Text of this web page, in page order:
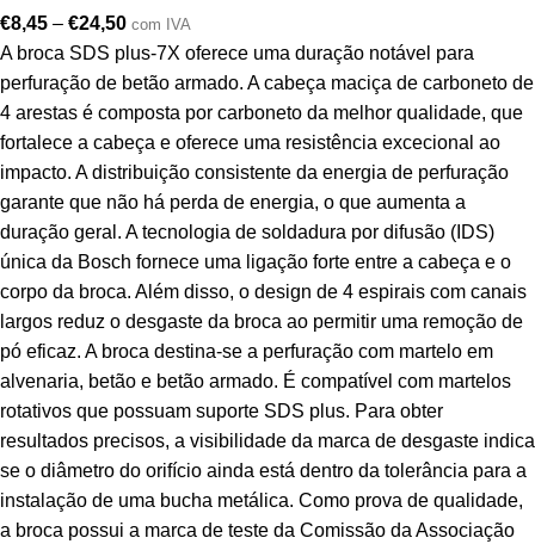
€8,45 – €24,50 com IVA
A broca SDS plus-7X oferece uma duração notável para
perfuração de betão armado. A cabeça maciça de carboneto de
4 arestas é composta por carboneto da melhor qualidade, que
fortalece a cabeça e oferece uma resistência excecional ao
impacto. A distribuição consistente da energia de perfuração
garante que não há perda de energia, o que aumenta a
duração geral. A tecnologia de soldadura por difusão (IDS)
única da Bosch fornece uma ligação forte entre a cabeça e o
corpo da broca. Além disso, o design de 4 espirais com canais
largos reduz o desgaste da broca ao permitir uma remoção de
pó eficaz. A broca destina-se a perfuração com martelo em
alvenaria, betão e betão armado. É compatível com martelos
rotativos que possuam suporte SDS plus. Para obter
resultados precisos, a visibilidade da marca de desgaste indica
se o diâmetro do orifício ainda está dentro da tolerância para a
instalação de uma bucha metálica. Como prova de qualidade,
a broca possui a marca de teste da Comissão da Associação